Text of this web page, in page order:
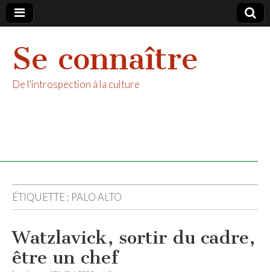
Se connaître
De l'introspection à la culture
ÉTIQUETTE : PALO ALTO
Watzlavick, sortir du cadre,
être un chef